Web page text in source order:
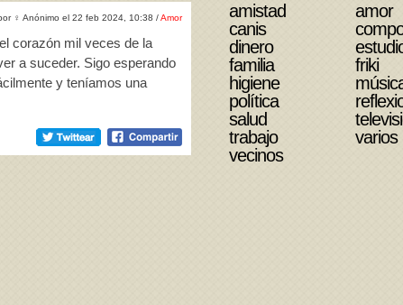
TQD
♀ Anónimo el 22 feb 2024, 10:38 /Amor
corazón mil veces de la
a suceder. Sigo esperando
y teníamos una
amistad
amor
canis
dinero
familia
friki
higiene
política
salud
trabajo
varios
vecinos